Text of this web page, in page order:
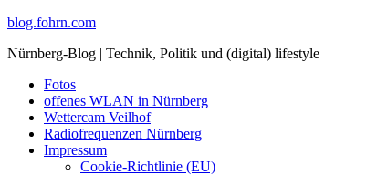
Skip
content
blog.fohrn.com
Nürnberg-Blog | Technik, Politik und (digital) lifestyle
Fotos
offenes WLAN in Nürnberg
Wettercam Veilhof
Radiofrequenzen Nürnberg
Impressum
Cookie-Richtlinie (EU)